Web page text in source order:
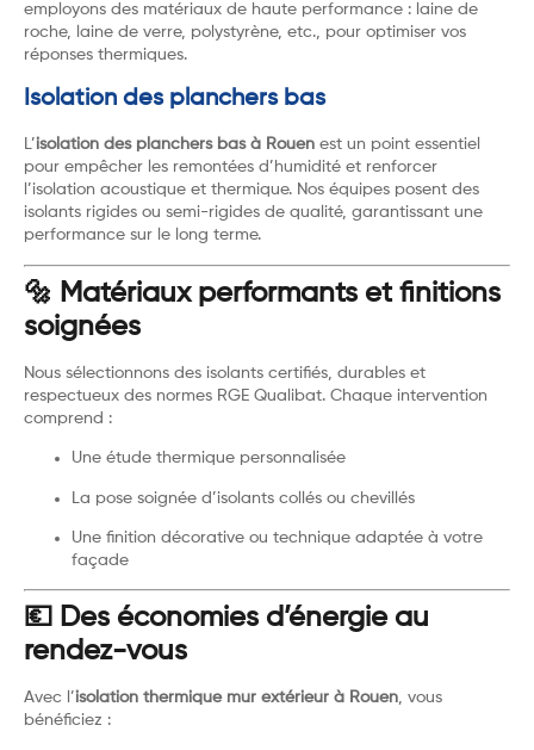
employons des matériaux de haute performance : laine de
roche, laine de verre, polystyrène, etc., pour optimiser vos
réponses thermiques.
Isolation des planchers bas
L’isolation des planchers bas à Rouen est un point essentiel
pour empêcher les remontées d’humidité et renforcer
l’isolation acoustique et thermique. Nos équipes posent des
isolants rigides ou semi-rigides de qualité, garantissant une
performance sur le long terme.
🔩 Matériaux performants et finitions
soignées
Nous sélectionnons des isolants certifiés, durables et
respectueux des normes RGE Qualibat. Chaque intervention
comprend :
Une étude thermique personnalisée
La pose soignée d’isolants collés ou chevillés
Une finition décorative ou technique adaptée à votre
façade
💶 Des économies d’énergie au
rendez-vous
Avec l’isolation thermique mur extérieur à Rouen, vous
bénéficiez :